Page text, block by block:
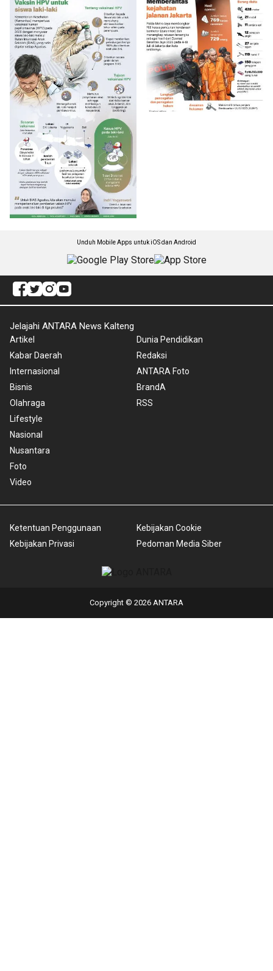
Unduh Mobile Apps untuk iOS dan Android
Jelajahi ANTARA News Kalteng
Artikel
Kabar Daerah
Internasional
Bisnis
Olahraga
Lifestyle
Nasional
Nusantara
Foto
Video
Dunia Pendidikan
Redaksi
ANTARA Foto
BrandA
RSS
Ketentuan Penggunaan
Kebijakan Privasi
Kebijakan Cookie
Pedoman Media Siber
Copyright © 2026 ANTARA